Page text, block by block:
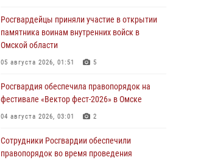
Росгвардейцы приняли участие в открытии
памятника воинам внутренних войск в
Омской области
05 августа 2026, 01:51 5
Росгвардия обеспечила правопорядок на
фестивале «Вектор фест-2026» в Омске
04 августа 2026, 03:01 2
Сотрудники Росгвардии обеспечили
правопорядок во время проведения